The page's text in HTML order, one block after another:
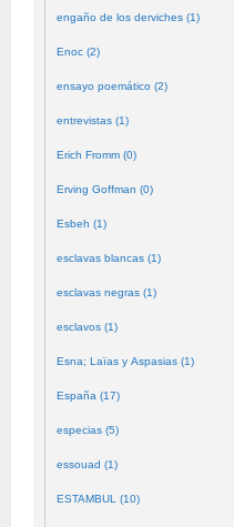
engaño de los derviches (1)
Enoc (2)
ensayo poemático (2)
entrevistas (1)
Erich Fromm (0)
Erving Goffman (0)
Esbeh (1)
esclavas blancas (1)
esclavas negras (1)
esclavos (1)
Esna; Laïas y Aspasias (1)
España (17)
especias (5)
essouad (1)
ESTAMBUL (10)